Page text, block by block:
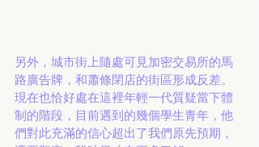
另外，城市街上隨處可見加密交易所的馬
路廣告牌，和蕭條閉店的街區形成反差。
現在也恰好處在這裡年輕一代質疑當下體
制的階段，目前遇到的幾個學生青年，他
們對此充滿的信心超出了我們原先預期，